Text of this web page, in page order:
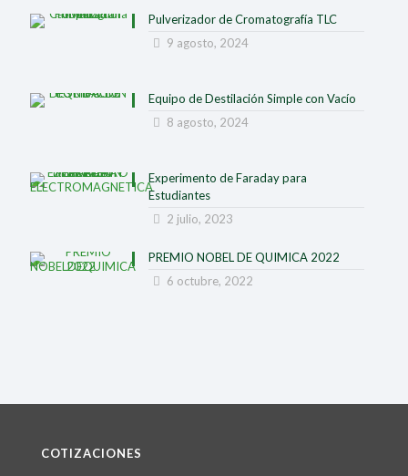
Pulverizador de Cromatografía TLC
9 agosto, 2024
Equipo de Destilación Simple con Vacío
8 agosto, 2024
Experimento de Faraday para
Estudiantes
2 julio, 2023
PREMIO NOBEL DE QUIMICA 2022
6 octubre, 2022
COTIZACIONES